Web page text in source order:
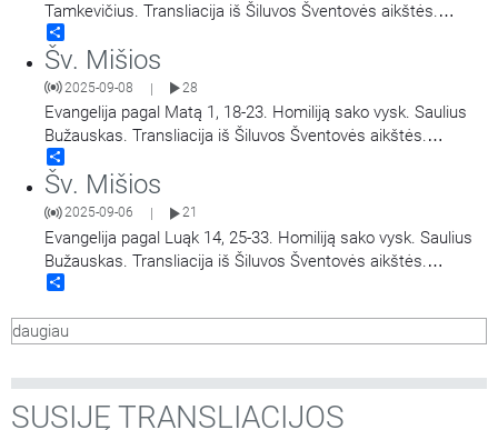
Tamkevičius. Transliacija iš Šiluvos Šventovės aikštės.
Didieji Švč. Mergelės Marijos Gimimo atlaidai.
Šv. Mišios
2025-09-08 | 28
Evangelija pagal Matą 1, 18-23. Homiliją sako vysk. Saulius
Bužauskas. Transliacija iš Šiluvos Šventovės aikštės.
Didieji Švč. Mergelės Marijos Gimimo atlaidai.
Šv. Mišios
2025-09-06 21
Evangelija pagal Luąk 14, 25-33. Homiliją sako vysk. Saulius
Bužauskas. Transliacija iš Šiluvos Šventovės aikštės.
Didieji Švč. Mergelės Marijos Gimimo atlaidai.
daugiau
SUSIJĘ TRANSLIACIJOS